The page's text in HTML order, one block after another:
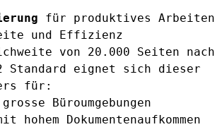
für produktives Arbeiten
und Effizienz
von 20.000 Seiten nach
Standard eignet sich dieser
für:
Büroumgebungen
hohem Dokumentenaufkommen